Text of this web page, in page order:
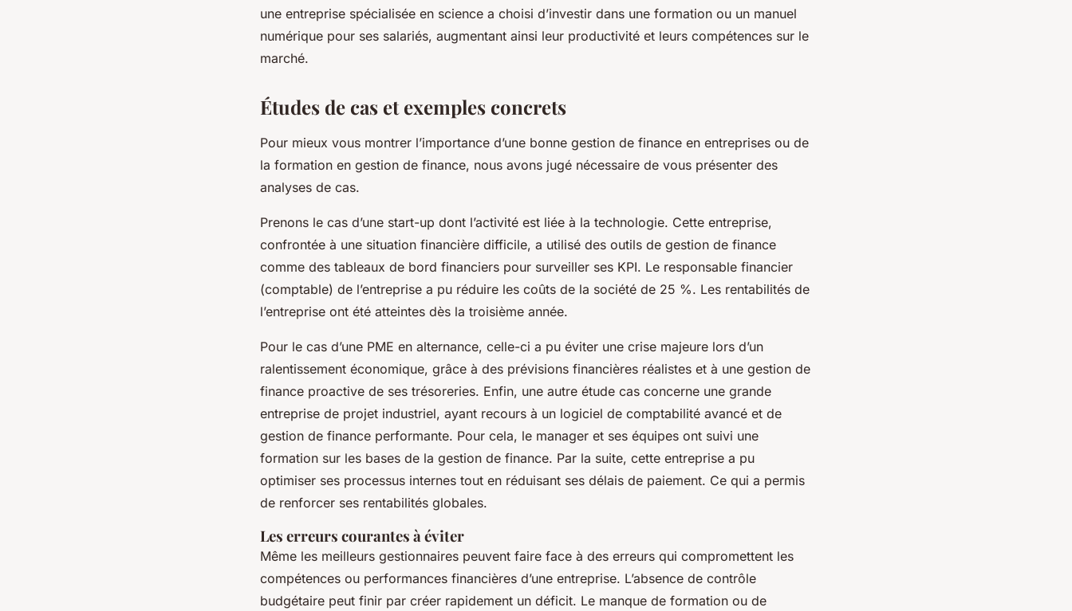
une entreprise spécialisée en science a choisi d’investir dans une formation ou un manuel
numérique pour ses salariés, augmentant ainsi leur productivité et leurs compétences sur le
marché.
Études de cas et exemples concrets
Pour mieux vous montrer l’importance d’une bonne gestion de finance en entreprises ou de
la formation en gestion de finance, nous avons jugé nécessaire de vous présenter des
analyses de cas.
Prenons le cas d’une start-up dont l’activité est liée à la technologie. Cette entreprise,
confrontée à une situation financière difficile, a utilisé des outils de gestion de finance
comme des tableaux de bord financiers pour surveiller ses KPI. Le responsable financier
(comptable) de l’entreprise a pu réduire les coûts de la société de 25 %. Les rentabilités de
l’entreprise ont été atteintes dès la troisième année.
Pour le cas d’une PME en alternance, celle-ci a pu éviter une crise majeure lors d’un
ralentissement économique, grâce à des prévisions financières réalistes et à une gestion de
finance proactive de ses trésoreries. Enfin, une autre étude cas concerne une grande
entreprise de projet industriel, ayant recours à un logiciel de comptabilité avancé et de
gestion de finance performante. Pour cela, le manager et ses équipes ont suivi une
formation sur les bases de la gestion de finance. Par la suite, cette entreprise a pu
optimiser ses processus internes tout en réduisant ses délais de paiement. Ce qui a permis
de renforcer ses rentabilités globales.
Les erreurs courantes à éviter
Même les meilleurs gestionnaires peuvent faire face à des erreurs qui compromettent les
compétences ou performances financières d’une entreprise. L’absence de contrôle
budgétaire peut finir par créer rapidement un déficit. Le manque de formation ou de